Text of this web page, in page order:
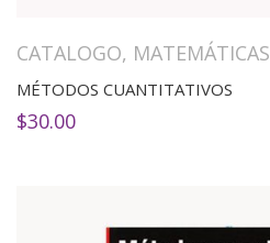
CATALOGO, MATEMÁTICAS
MÉTODOS CUANTITATIVOS
$30.00